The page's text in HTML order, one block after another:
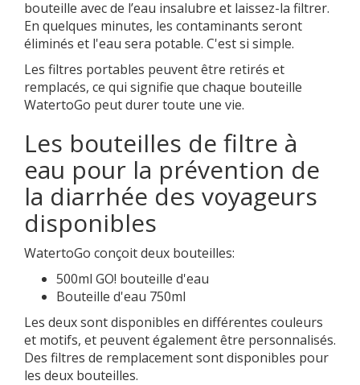
bouteille avec de l’eau insalubre et laissez-la filtrer.
En quelques minutes, les contaminants seront
éliminés et l'eau sera potable. C'est si simple.
Les filtres portables peuvent être retirés et
remplacés, ce qui signifie que chaque bouteille
WatertoGo peut durer toute une vie.
Les bouteilles de filtre à
eau pour la prévention de
la diarrhée des voyageurs
disponibles
WatertoGo conçoit deux bouteilles:
500ml GO! bouteille d'eau
Bouteille d'eau 750ml
Les deux sont disponibles en différentes couleurs
et motifs, et peuvent également être personnalisés.
Des filtres de remplacement sont disponibles pour
les deux bouteilles.